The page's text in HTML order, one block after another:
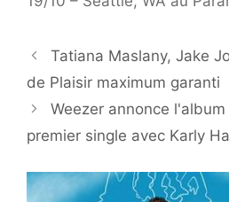
Tatiana Maslany, Jake
de Plaisir maximum garanti
Weezer annonce
premier single avec Karly